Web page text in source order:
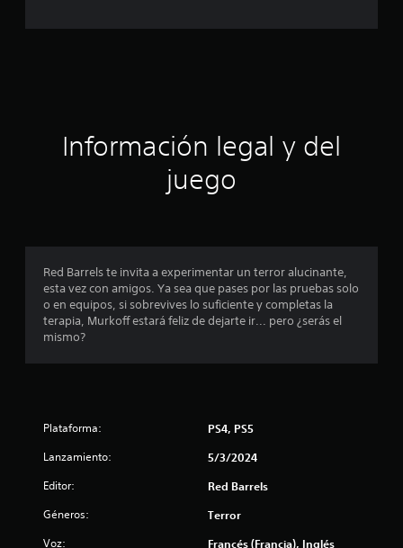
a
ó
o
m
d
.
Información legal y del
juego
Red Barrels te invita a experimentar un terror alucinante,
esta vez con amigos. Ya sea que pases por las pruebas solo
o en equipos, si sobrevives lo suficiente y completas la
terapia, Murkoff estará feliz de dejarte ir... pero ¿serás el
mismo?
Plataforma: PS4, PS5
Lanzamiento: 5/3/2024
Editor: Red Barrels
Géneros: Terror
Voz: Francés (Francia), Inglés